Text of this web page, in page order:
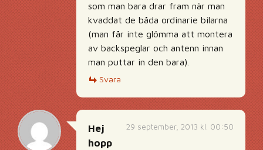
som man bara drar fram när man
kvaddat de båda ordinarie bilarna
(man får inte glömma att montera
av backspeglar och antenn innan
man puttar in den bara).
Svara
29 september, 2013 kl. 00:50
Hej
hopp